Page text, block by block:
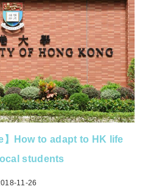
】How to adapt to HK life
students
11-26